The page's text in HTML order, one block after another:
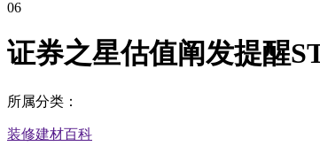
06
证券之星估值阐发提醒
所属分类：
装修建材百科